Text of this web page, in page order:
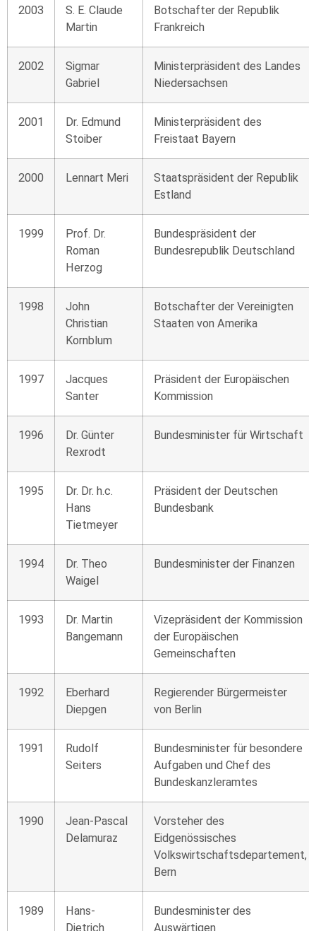
2003
S. E. Claude
Martin
Botschafter der Republik
Frankreich
2002
Sigmar
Gabriel
Ministerpräsident des Landes
Niedersachsen
2001
Dr. Edmund
Stoiber
Ministerpräsident des
Freistaat Bayern
2000 Lennart Meri
Staatspräsident der Republik
Estland
1999
Prof. Dr.
Roman
Herzog
Bundespräsident der
Bundesrepublik Deutschland
1998
John
Christian
Kornblum
Botschafter der Vereinigten
Staaten von Amerika
1997
Jacques
Santer
Präsident der Europäischen
Kommission
1996
Dr. Günter
Rexrodt
Bundesminister für Wirtschaft
1995
Dr. Dr. h.c.
Hans
Tietmeyer
Präsident der Deutschen
Bundesbank
1994
Dr. Theo
Waigel
Bundesminister der Finanzen
1993
Dr. Martin
Bangemann
Vizepräsident der Kommission
der Europäischen
Gemeinschaften
1992
Eberhard
Diepgen
Regierender Bürgermeister
von Berlin
1991
Rudolf
Seiters
Bundesminister für besondere
Aufgaben und Chef des
Bundeskanzleramtes
1990
Jean-Pascal
Delamuraz
Vorsteher des
Eidgenössisches
Volkswirtschaftsdepartement,
Bern
1989
Hans-
Dietrich
Bundesminister des
Auswärtigen